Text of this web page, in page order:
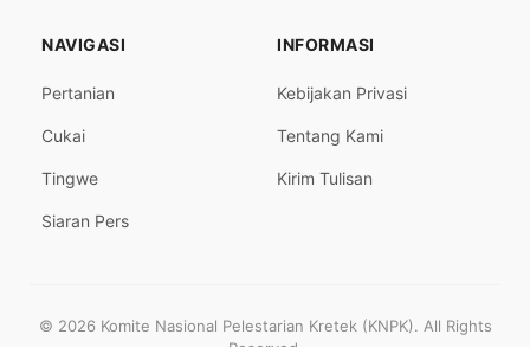
NAVIGASI
Pertanian
Cukai
Tingwe
Siaran Pers
INFORMASI
Kebijakan Privasi
Tentang Kami
Kirim Tulisan
© 2026 Komite Nasional Pelestarian Kretek (KNPK). All Rights